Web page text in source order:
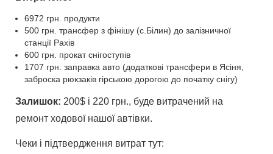
6972 грн. продукти
500 грн. трансфер з фінішу (с.Білин) до залізничної
станції Рахів
600 грн. прокат снігоступів
1707 грн. заправка авто (додаткові трансфери в Ясіня,
заброска рюкзаків гірською дорогою до початку снігу)
Залишок: 200$ і 220 грн., буде витрачений на
ремонт ходової нашої автівки.
Чеки і підтвердження витрат тут: